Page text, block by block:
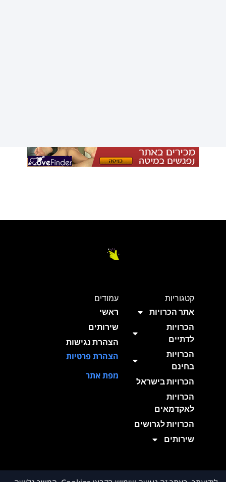
קטגוריות
אתר הכרויות
הכרויות
לדתיים
הכרויות
בחינם
הכרויות בישראל
הכרויות
לאקדמאים
הכרויות לגרושים
שירותים
עמודים
ראשי
שירותים
הצהרת נגישות
הצהרת פרטיות
מפת אתר